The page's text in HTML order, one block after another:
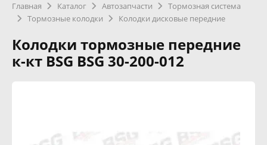
Главная Каталог Автозапчасти
Тормозная система
Тормозные колодки
Колодки дисковые передние
Колодки тормозные передние
к-кт BSG BSG 30-200-012